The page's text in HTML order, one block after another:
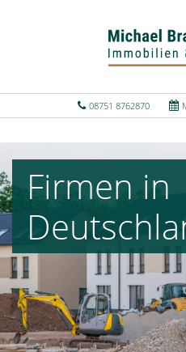
08751 8762870
Firmen in